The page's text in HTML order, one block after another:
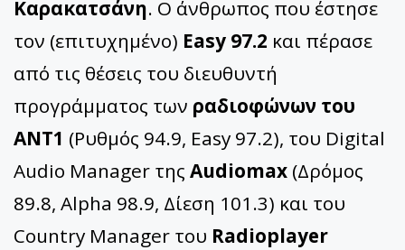
Καρακατσάνη. Ο άνθρωπος που έστησε
τον (επιτυχημένο) Easy 97.2 και πέρασε
από τις θέσεις του διευθυντή
προγράμματος των ραδιοφώνων του
ΑΝΤ1 (Ρυθμός 94.9, Easy 97.2), του Digital
Audio Manager της Audiomax (Δρόμος
89.8, Alpha 98.9, Δίεση 101.3) και του
Country Manager του Radioplayer